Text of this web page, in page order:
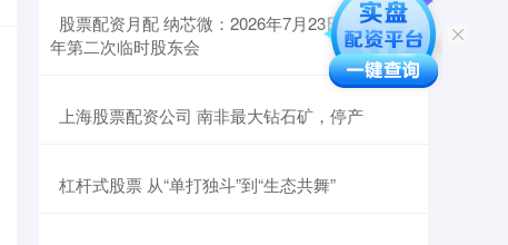
​股票配资月配 纳芯微：2026年7月23日召开2026
年第二次临时股东会
​上海股票配资公司 南非最大钻石矿，停产
​杠杆式股票 从“单打独斗”到“生态共舞”